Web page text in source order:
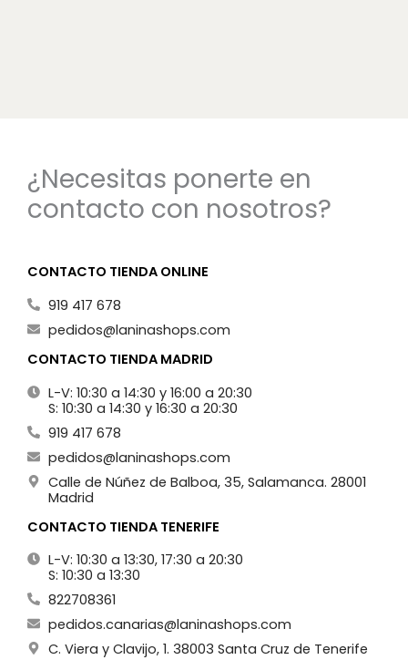
¿Necesitas ponerte en
contacto con nosotros?
CONTACTO TIENDA ONLINE
919 417 678
pedidos@laninashops.com
CONTACTO TIENDA MADRID
L-V: 10:30 a 14:30 y 16:00 a 20:30
S: 10:30 a 14:30 y 16:30 a 20:30
919 417 678
pedidos@laninashops.com
Calle de Núñez de Balboa, 35, Salamanca. 28001
Madrid
CONTACTO TIENDA TENERIFE
L-V: 10:30 a 13:30, 17:30 a 20:30
S: 10:30 a 13:30
822708361
pedidos.canarias@laninashops.com
C. Viera y Clavijo, 1. 38003 Santa Cruz de Tenerife